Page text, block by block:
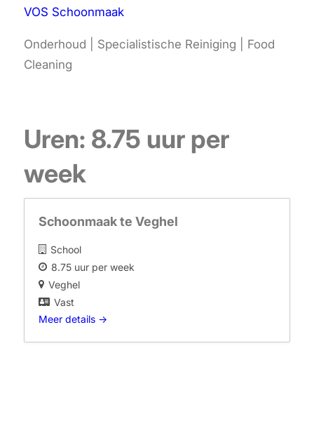
VOS Schoonmaak
Onderhoud | Specialistische Reiniging | Food
Cleaning
Uren: 8.75 uur per
week
Schoonmaak te Veghel
School
8.75 uur per week
Veghel
Vast
Meer details